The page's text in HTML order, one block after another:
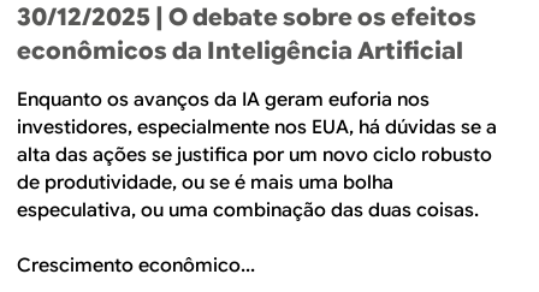
30/12/2025 | O debate sobre os efeitos
econômicos da Inteligência Artificial
Enquanto os avanços da IA geram euforia nos
investidores, especialmente nos EUA, há dúvidas se a
alta das ações se justifica por um novo ciclo robusto
de produtividade, ou se é mais uma bolha
especulativa, ou uma combinação das duas coisas.
Crescimento econômico...